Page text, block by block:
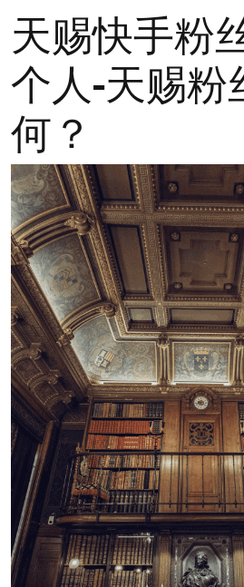
天赐快手粉
个人-天赐粉
何？